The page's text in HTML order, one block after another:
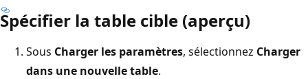
Spécifier la table cible (aperçu)
Sous Charger les paramètres, sélectionnez Charger
dans une nouvelle table.